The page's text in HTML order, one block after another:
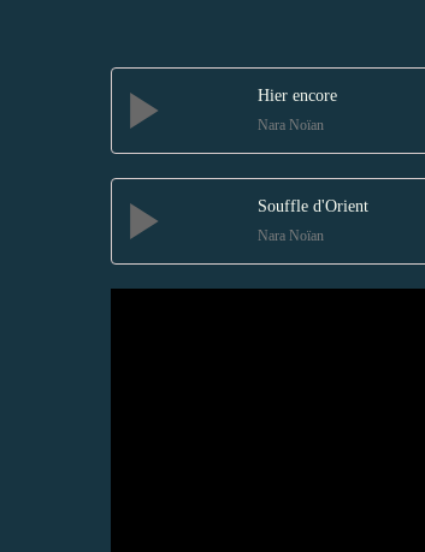
Hier encore
Nara Noïan
Souffle d'Orient
Nara Noïan